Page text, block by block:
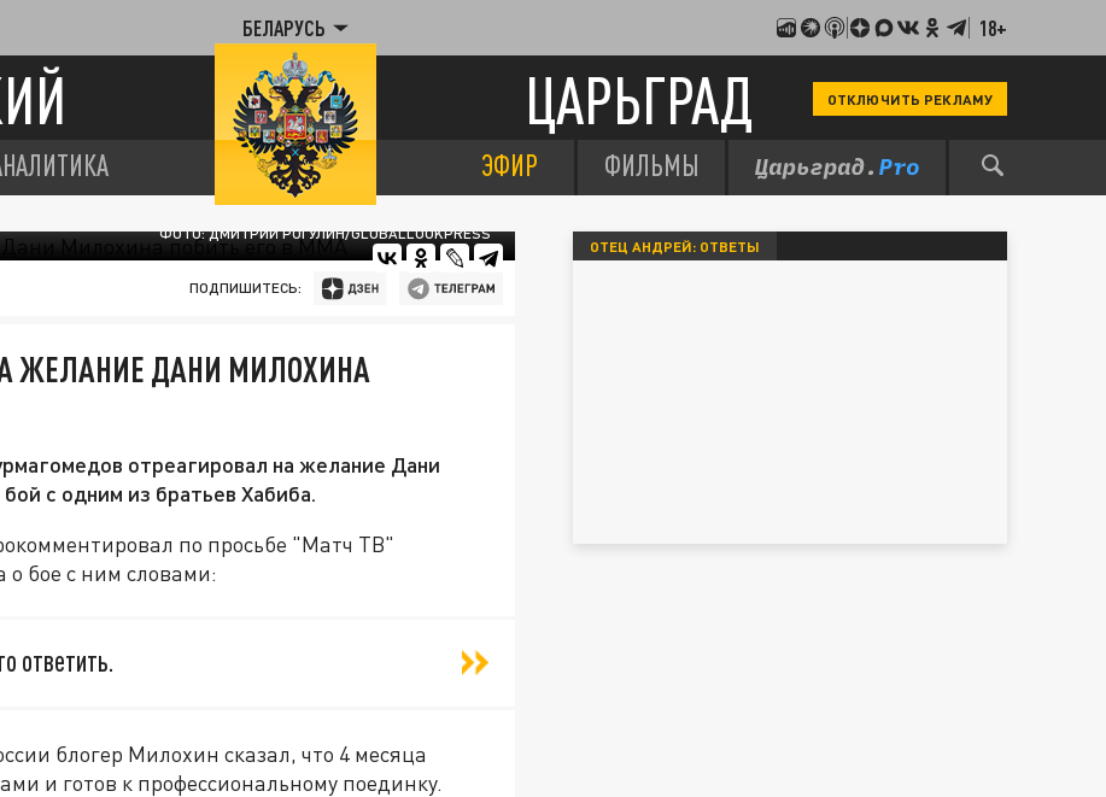
БЕЛАРУСЬ 18+
ЦАРЬГРАД ОТКЛЮЧИТЬ РЕКЛАМУ
ЭФИР ФИЛЬМЫ
ФОТО: ДМИТРИЙ РОГУЛИН/GLOBALLOOKPRESS
ПОДПИШИТЕСЬ:
ЖЕЛАНИЕ ДАНИ МИЛОХИНА
отреагировал на желание Дани
с одним из братьев Хабиба.
по просьбе "Матч ТВ"
бое с ним словами:
ответить.
блогер Милохин сказал, что 4 месяца
и готов к профессиональному поединку.
ОТЕЦ АНДРЕЙ: ОТВЕТЫ